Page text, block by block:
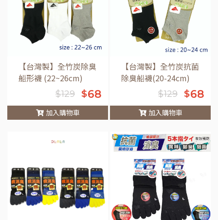
【台灣製】全竹炭除臭
船形襪 (22~26cm)
$129 $68
加入購物車
【台灣製】全竹炭抗菌
除臭船襪(20-24cm)
$129 $68
加入購物車